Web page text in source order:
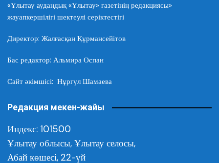
«Ұлытау аудандық «Ұлытау» газетінің редакциясы»
жауапкершілігі шектеулі серіктестігі
Директор: Жалғасқан Құрмансейітов
Бас редактор: Альмира Оспан
Сайт әкімшісі: Нұргүл Шамаева
Редакция мекен-жайы
Индекс: 101500
Ұлытау облысы, Ұлытау селосы,
Абай көшесі, 22-үй